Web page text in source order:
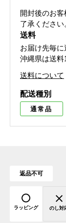
開封後のお
了承ください
送料
お届け先毎に
沖縄県は送料
送料について
配送種別
通常品
返品不可
ラッピング のし対